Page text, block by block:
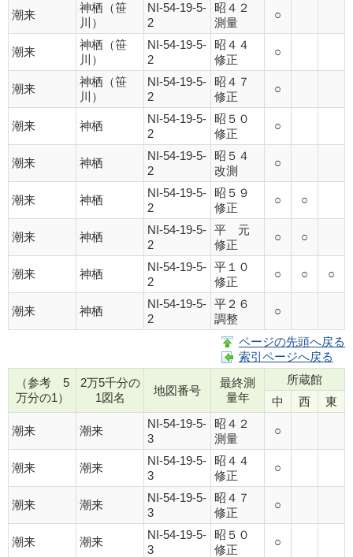
潮来
神栖（笹
川）
NI-54-19-5-
2
昭４２
測量
○
潮来
神栖（笹
川）
NI-54-19-5-
2
昭４４
修正
○
潮来
神栖（笹
川）
NI-54-19-5-
2
昭４７
修正
○
潮来 神栖
NI-54-19-5-
2
昭５０
修正
○
潮来 神栖
NI-54-19-5-
2
昭５４
改測
○
潮来 神栖
NI-54-19-5-
2
昭５９
修正
○ ○
潮来 神栖
NI-54-19-5-
2
平 元
修正
○ ○
潮来 神栖
NI-54-19-5-
2
平１０
修正
○ ○ ○
潮来 神栖
NI-54-19-5-
2
平２６
調整
○
ページの先頭へ戻る
索引ページへ戻る
（参考 5
万分の1）
2万5千分の
1図名
地図番号
最終測
量年
所蔵館
中
西 東
潮来 潮来
NI-54-19-5-
3
昭４２
測量
○
潮来 潮来
NI-54-19-5-
3
昭４４
修正
○
潮来 潮来
NI-54-19-5-
3
昭４７
修正
○
潮来 潮来
NI-54-19-5-
3
昭５０
修正
○